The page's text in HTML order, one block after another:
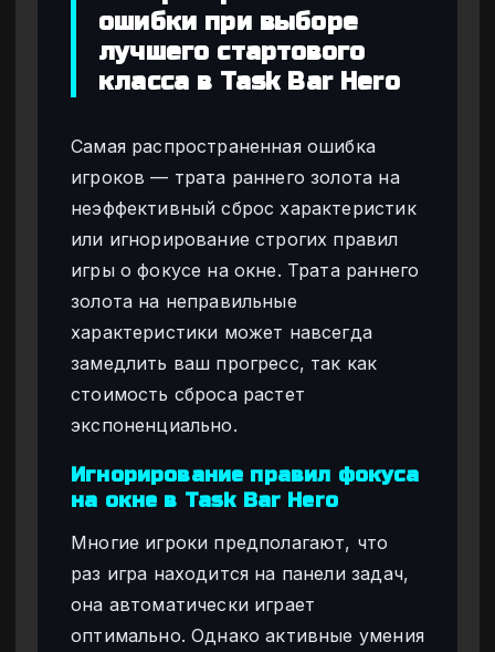
ошибки при выборе
лучшего стартового
класса в Task Bar Hero
Самая распространенная ошибка
игроков — трата раннего золота на
неэффективный сброс характеристик
или игнорирование строгих правил
игры о фокусе на окне. Трата раннего
золота на неправильные
характеристики может навсегда
замедлить ваш прогресс, так как
стоимость сброса растет
экспоненциально.
Игнорирование правил фокуса
на окне в Task Bar Hero
Многие игроки предполагают, что
раз игра находится на панели задач,
она автоматически играет
оптимально. Однако активные умения